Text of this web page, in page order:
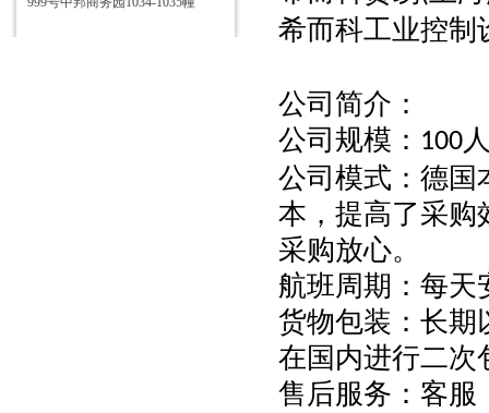
希而科工业控制
公司简介：
公司规模： 100
公司模式：德国
本，提高了采购
采购放心。
航班周期：每天
货物包装：长期
在国内进行二次
售后服务：客服